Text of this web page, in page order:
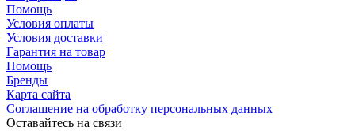
Помощь
Условия оплаты
Условия доставки
Гарантия на товар
Помощь
Бренды
Карта сайта
Соглашение на обработку персональных данных
Оставайтесь на связи